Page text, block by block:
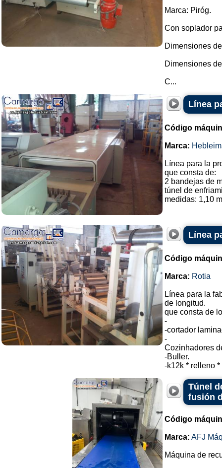
Marca: Piróg.
Con soplador
Dimensiones
Dimensiones
C...
Línea
Código
Marca:
Línea para la
que consta de:
2 bandejas de
túnel de
medidas: 1,10
Línea
Código
Marca: Rotia
Línea para la
de longitud.
que consta de
-
-cortador
-
Cozinhadores
-Buller.
-k12k * relleno
Túnel
fusión
Código
Marca: AFJ
Máquina de